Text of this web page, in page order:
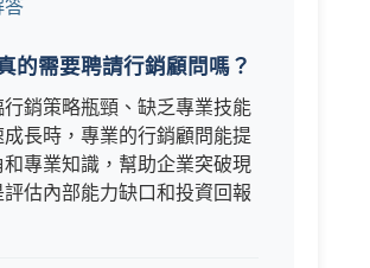
答
的需要聘請行銷顧問嗎？
行銷策略瓶頸、缺乏專業技能
成長時，專業的行銷顧問能提
專業知識，幫助企業突破現
評估內部能力缺口和投資回報